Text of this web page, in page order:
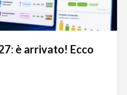
è arrivato! Ecco